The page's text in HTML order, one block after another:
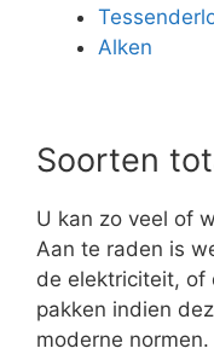
Alken
Soorten
U kan zo veel of
Aan te raden is
de elektriciteit, of
pakken indien
moderne